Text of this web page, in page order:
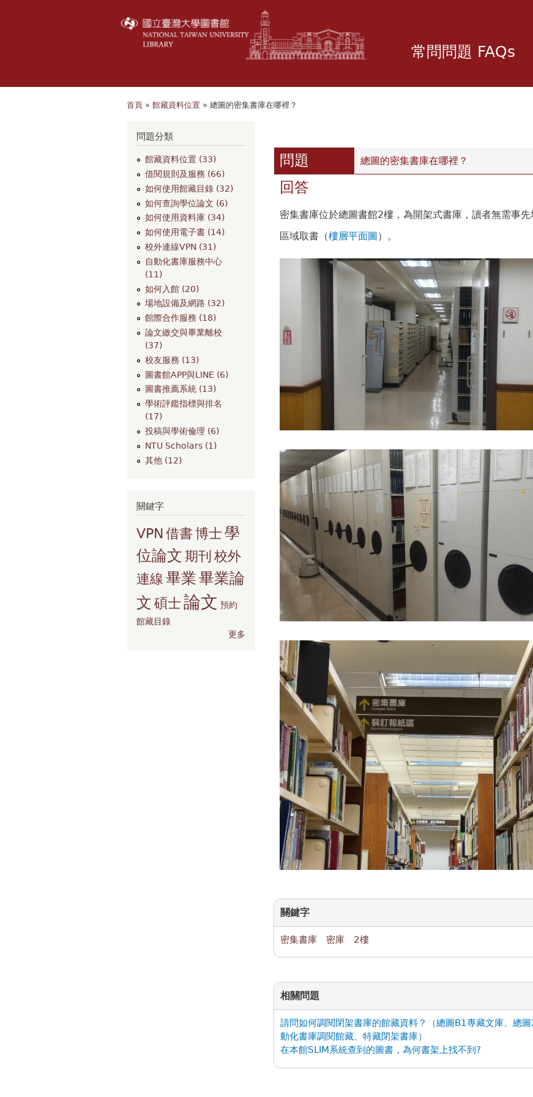
常問問題 FAQs
首頁 » 館藏資料位置 » 總圖的密集書庫在哪裡？
問題分類
館藏資料位置 (33)
借閱規則及服務 (66)
如何使用館藏目錄 (32)
如何查詢學位論文 (6)
如何使用資料庫 (34)
如何使用電子書 (14)
校外連線VPN (31)
自動化書庫服務中心
(11)
如何入館 (20)
場地設備及網路 (32)
館際合作服務 (18)
論文繳交與畢業離校
(37)
校友服務 (13)
圖書館APP與LINE (6)
圖書推薦系統 (13)
學術評鑑指標與排名
(17)
投稿與學術倫理 (6)
NTU Scholars (1)
其他 (12)
關鍵字
VPN借書博士學
位論文 期刊 校外
連線 畢業畢業論
文 碩士論文 預約
館藏目錄
更多
瀏覽次數
問題 總圖的密集書庫在哪裡？
回答
密集書庫位於總圖書館2樓，為開架式書庫，讀者無需事
區域取書（樓層平面圖）。
關鍵字
密集書庫 密庫 2樓
相關問題
請問如何調閱閉架書庫的館藏資料？（總圖B1專藏文庫、總
動化書庫調閱館藏、特藏閉架書庫）
在本館SLIM系統查到的圖書，為何書架上找不到?